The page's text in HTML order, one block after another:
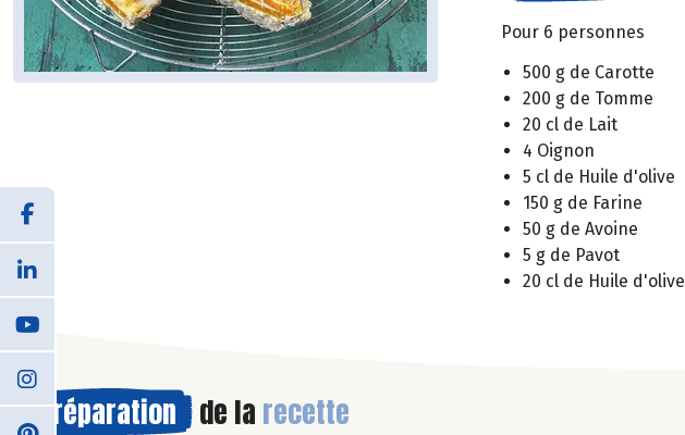
Pour 6 personnes
500 g de Carotte
200 g de Tomme
20 cl de Lait
4 Oignon
5 cl de Huile d'olive
150 g de Farine
50 g de Avoine
5 g de Pavot
20 cl de Huile d'olive
Préparation de la recette